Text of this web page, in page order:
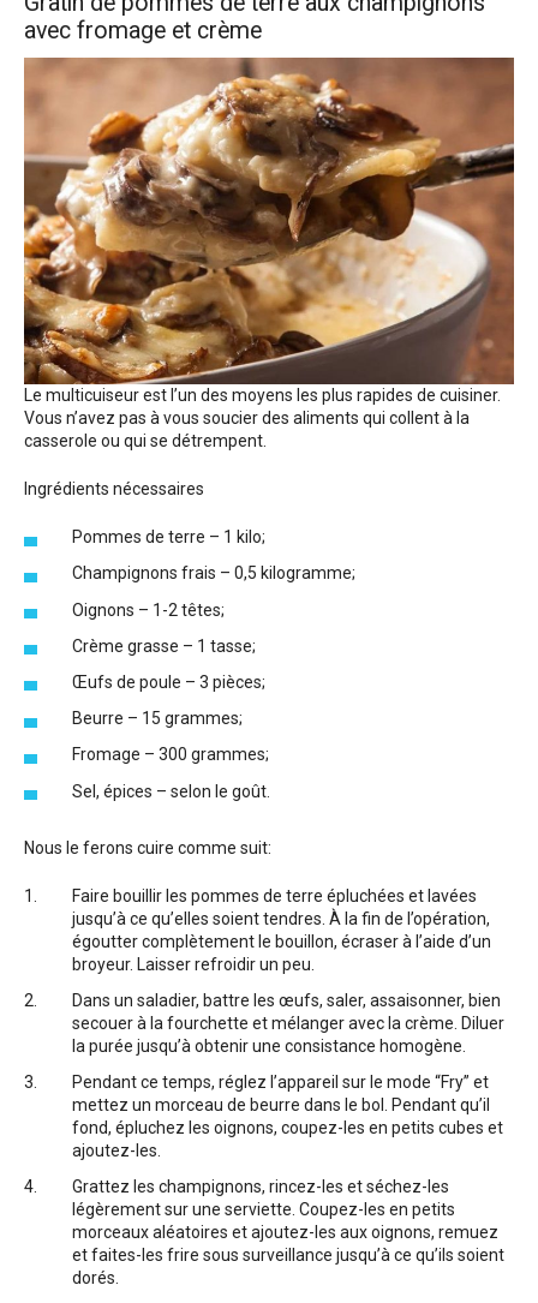
avec fromage et crème
Le multicuiseur est l’un des moyens les plus rapides de cuisiner.
Vous n’avez pas à vous soucier des aliments qui collent à la
casserole ou qui se détrempent.
Ingrédients nécessaires
Pommes de terre – 1 kilo;
Champignons frais – 0,5 kilogramme;
Oignons – 1-2 têtes;
Crème grasse – 1 tasse;
Œufs de poule – 3 pièces;
Beurre – 15 grammes;
Fromage – 300 grammes;
Sel, épices – selon le goût.
Nous le ferons cuire comme suit:
Faire bouillir les pommes de terre épluchées et lavées
jusqu’à ce qu’elles soient tendres. À la fin de l’opération,
égoutter complètement le bouillon, écraser à l’aide d’un
broyeur. Laisser refroidir un peu.
Dans un saladier, battre les œufs, saler, assaisonner, bien
secouer à la fourchette et mélanger avec la crème. Diluer
la purée jusqu’à obtenir une consistance homogène.
Pendant ce temps, réglez l’appareil sur le mode “Fry” et
mettez un morceau de beurre dans le bol. Pendant qu’il
fond, épluchez les oignons, coupez-les en petits cubes et
ajoutez-les.
Grattez les champignons, rincez-les et séchez-les
légèrement sur une serviette. Coupez-les en petits
morceaux aléatoires et ajoutez-les aux oignons, remuez
et faites-les frire sous surveillance jusqu’à ce qu’ils soient
dorés.